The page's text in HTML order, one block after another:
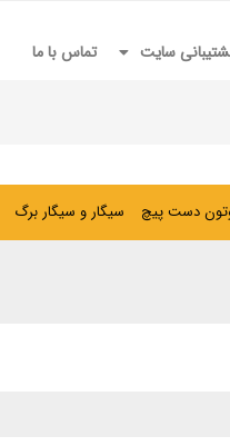
سایت تماس با ما
دست پیچ سیگار و سیگار برگ